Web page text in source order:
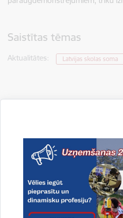
Saistītas tēmas
Aktualitātes: Latvijas skolas soma